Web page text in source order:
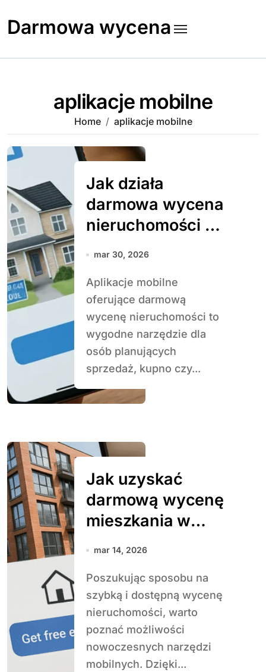
content
Darmowa wycena
aplikacje mobilne
Home aplikacje mobilne
Jak działa
darmowa wycena
nieruchomości w
aplikacjach
mar 30, 2026
Aplikacje mobilne
oferujące darmową
wycenę nieruchomości to
wygodne narzędzie dla
osób planujących
sprzedaż, kupno czy...
Jak uzyskać
darmową wycenę
mieszkania w
aplikacji mobilnej
mar 14, 2026
Poszukując sposobu na
szybką i dostępną wycenę
nieruchomości, warto
poznać możliwości
nowoczesnych narzędzi
mobilnych. Dzięki...